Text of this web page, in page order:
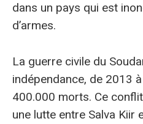
dans un pays qui est
d’armes.
La guerre civile du
indépendance, de 2013
400.000 morts. Ce
une lutte entre Salva Kiir